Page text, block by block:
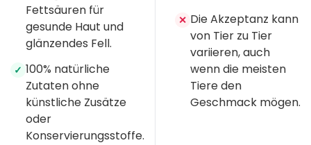
Fettsäuren für
gesunde Haut und
glänzendes Fell.
✓ 100% natürliche
Zutaten ohne
künstliche Zusätze
oder
Konservierungsstoffe.
✕ Die Akzeptanz kann
von Tier zu Tier
variieren, auch
wenn die meisten
Tiere den
Geschmack mögen.